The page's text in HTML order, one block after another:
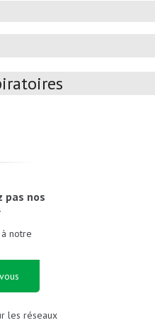
pas nos
notre
les réseaux